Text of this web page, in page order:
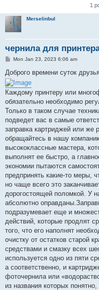
1
Merselinbul
чернила для
P
s
Mon Jan 23, 2023 6:06 am
Доброго времени суток
Каждому принтеру или
обязательно необходимо
Только в таком случае
подведет вас в самые
заправка картриджей или же
обращайтесь в нашу
высококлассные мастера,
выполнят ее быстро, а
экономии пытаются
предпринять какие-то меры,
но чаще всего это
дорогостоящей поломкой. У
абсолютно
подразумевает еще и
действий, которые продлят
того, что его наполнят
очистку от остатков старой
средствами и смазку всех
используется одно из пяти
а соответственно, и
фоточернила или
из названия которых